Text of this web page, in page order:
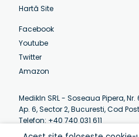
Hartă Site
Facebook
Youtube
Twitter
Amazon
MedikIn SRL - Soseaua Pipera, Nr.
Ap. 6, Sector 2, Bucuresti, Cod
Telefon: +40 740 031 611
Email: contact@artenediana.com